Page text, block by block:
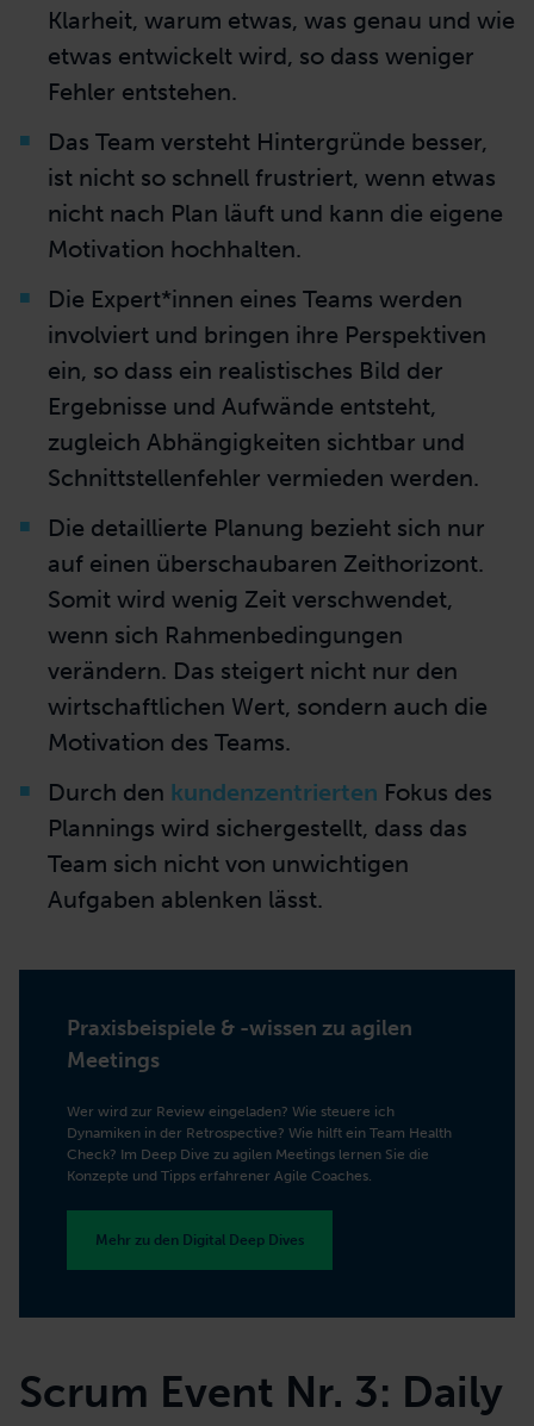
Klarheit, warum etwas, was genau und wie
etwas entwickelt wird, so dass weniger
Fehler entstehen.
Das Team versteht Hintergründe besser,
ist nicht so schnell frustriert, wenn etwas
nicht nach Plan läuft und kann die eigene
Motivation hochhalten.
Die Expert*innen eines Teams werden
involviert und bringen ihre Perspektiven
ein, so dass ein realistisches Bild der
Ergebnisse und Aufwände entsteht,
zugleich Abhängigkeiten sichtbar und
Schnittstellenfehler vermieden werden.
Die detaillierte Planung bezieht sich nur
auf einen überschaubaren Zeithorizont.
Somit wird wenig Zeit verschwendet,
wenn sich Rahmenbedingungen
verändern. Das steigert nicht nur den
wirtschaftlichen Wert, sondern auch die
Motivation des Teams.
Durch den kundenzentrierten Fokus des
Plannings wird sichergestellt, dass das
Team sich nicht von unwichtigen
Aufgaben ablenken lässt.
Praxisbeispiele & -wissen zu agilen
Meetings
Wer wird zur Review eingeladen? Wie steuere ich
Dynamiken in der Retrospective? Wie hilft ein Team Health
Check? Im Deep Dive zu agilen Meetings lernen Sie die
Konzepte und Tipps erfahrener Agile Coaches.
Mehr zu den Digital Deep Dives
Scrum Event Nr. 3: Daily